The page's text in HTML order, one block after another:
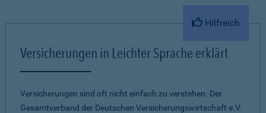
Hilfreich
Versicherungen in Leichter Sprache erklärt
Versicherungen sind oft nicht einfach zu verstehen. Der
Gesamtverband der Deutschen Versicherungswirtschaft e.V.